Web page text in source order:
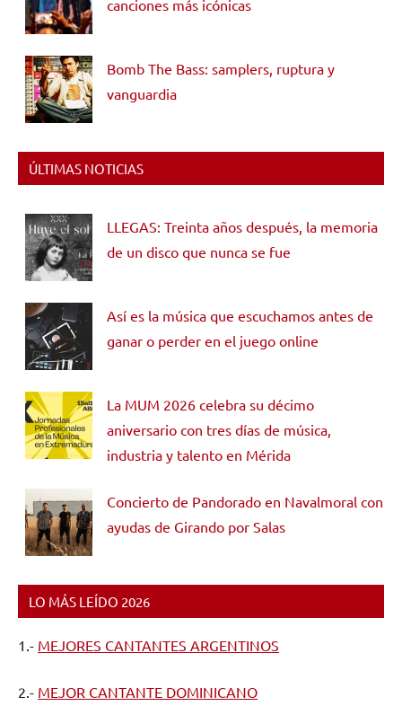
canciones más icónicas
Bomb The Bass: samplers, ruptura y
vanguardia
ÚLTIMAS NOTICIAS
LLEGAS: Treinta años después, la memoria
de un disco que nunca se fue
Así es la música que escuchamos antes de
ganar o perder en el juego online
La MUM 2026 celebra su décimo
aniversario con tres días de música,
industria y talento en Mérida
Concierto de Pandorado en Navalmoral con
ayudas de Girando por Salas
LO MÁS LEÍDO 2026
1.- MEJORES CANTANTES ARGENTINOS
2.- MEJOR CANTANTE DOMINICANO